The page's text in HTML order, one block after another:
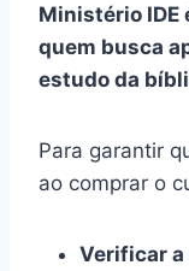
Ministério IDE
quem busca
estudo da
Para garantir
ao comprar o
Verificar